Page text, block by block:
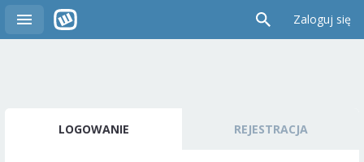
Zaloguj się
LOGOWANIE REJESTRACJA